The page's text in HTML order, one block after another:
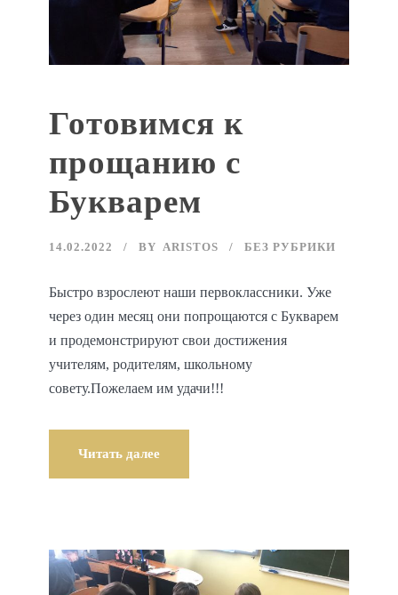
Готовимся к
прощанию с
Букварем
14.02.2022 BY ARISTOS БЕЗ РУБРИКИ
Быстро взрослеют наши первоклассники. Уже
через один месяц они попрощаются с Букварем
и продемонстрируют свои достижения
учителям, родителям, школьному
совету.Пожелаем им удачи!!!
Читать далее